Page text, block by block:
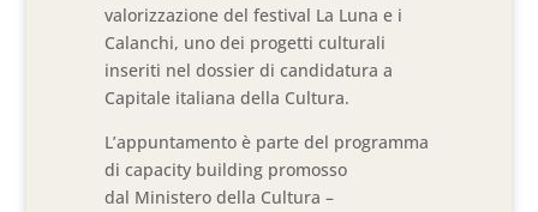
valorizzazione del festival La Luna e i
Calanchi, uno dei progetti culturali
inseriti nel dossier di candidatura a
Capitale italiana della Cultura.
L’appuntamento è parte del programma
di capacity building promosso
dal Ministero della Cultura –